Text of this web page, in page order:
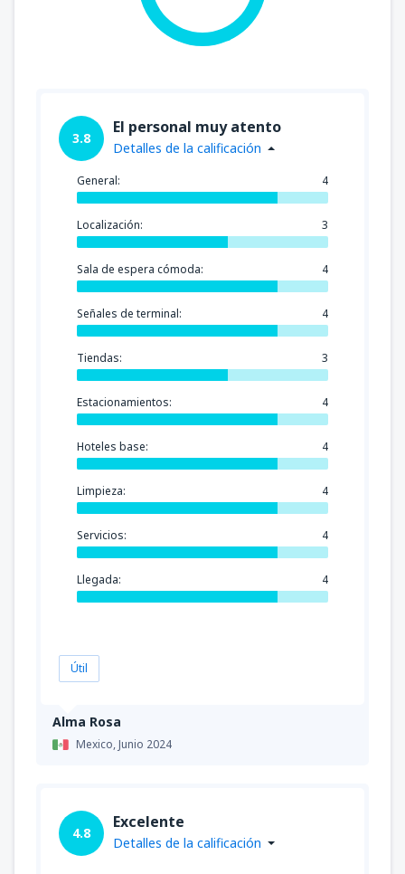
Alma Rosa
Mexico,Junio 2024
3.8
El personal muy atento
Detalles de la calificación
General: 4
Localización: 3
Sala de espera cómoda: 4
Señales de terminal: 4
Tiendas: 3
Estacionamientos: 4
Hoteles base: 4
Limpieza: 4
Servicios: 4
Llegada: 4
Útil
4.8
Excelente
Detalles de la calificación